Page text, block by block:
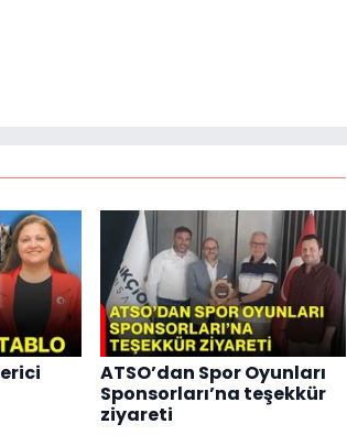
ATSO’dan Spor Oyunları
Sponsorları’na teşekkür
ziyareti